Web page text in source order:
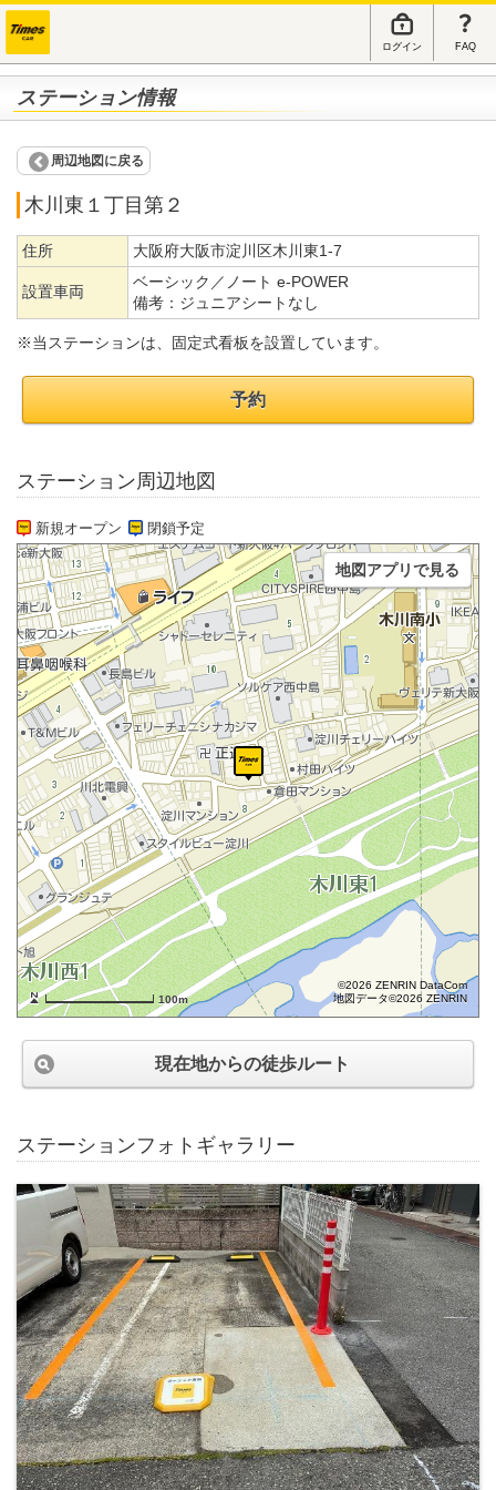
ログイン FAQ
ステーション情報
周辺地図に戻る
木川東１丁目第２
住所 大阪府大阪市淀川区木川東1-7
設置車両
ベーシック／ノート e-POWER
備考： ジュニアシートなし
※当ステーションは、固定式看板を設置しています。
予約
ステーション周辺地図
新規オープン 閉鎖予定
100m
©2026 ZENRIN DataCom
地図データ©2026 ZENRIN
地図アプリで見る
現在地からの徒歩ルート
ステーションフォトギャラリー